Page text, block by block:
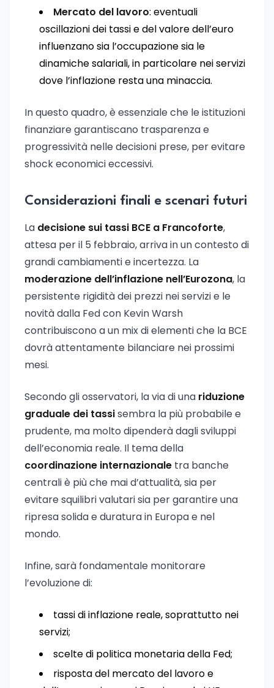
Mercato del lavoro: eventuali
oscillazioni dei tassi e del valore dell’euro
influenzano sia l’occupazione sia le
dinamiche salariali, in particolare nei servizi
dove l’inflazione resta una minaccia.
In questo quadro, è essenziale che le istituzioni
finanziare garantiscano trasparenza e
progressività nelle decisioni prese, per evitare
shock economici eccessivi.
Considerazioni finali e scenari futuri
La decisione sui tassi BCE a Francoforte,
attesa per il 5 febbraio, arriva in un contesto di
grandi cambiamenti e incertezza. La
moderazione dell’inflazione nell’Eurozona, la
persistente rigidità dei prezzi nei servizi e le
novità dalla Fed con Kevin Warsh
contribuiscono a un mix di elementi che la BCE
dovrà attentamente bilanciare nei prossimi
mesi.
Secondo gli osservatori, la via di una riduzione
graduale dei tassisembra la più probabile e
prudente, ma molto dipenderà dagli sviluppi
dell’economia reale. Il tema della
coordinazione internazionale tra banche
centrali è più che mai d’attualità, sia per
evitare squilibri valutari sia per garantire una
ripresa solida e duratura in Europa e nel
mondo.
Infine, sarà fondamentale monitorare
l’evoluzione di:
tassi di inflazione reale, soprattutto nei
servizi;
scelte di politica monetaria della Fed;
risposta del mercato del lavoro e